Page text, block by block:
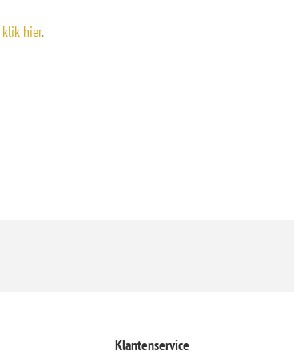
klik hier.
Klantenservice